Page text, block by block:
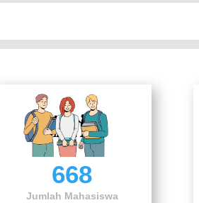
668
Jumlah Mahasiswa